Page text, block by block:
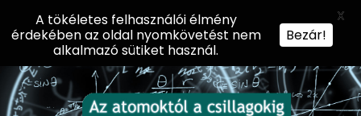
A tökéletes felhasználói élmény
érdekében az oldal nyomkövetést nem
alkalmazó sütiket használ.
Bezár!
X